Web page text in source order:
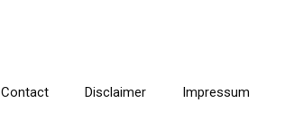
Contact Disclaimer Impressum